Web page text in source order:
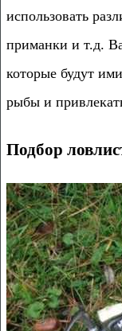
использовать
приманки и т.д.
которые будут
рыбы и
Подбор